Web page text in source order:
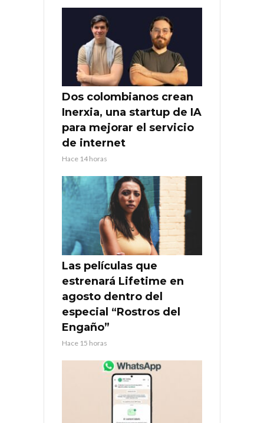
Dos colombianos crean
Inerxia, una startup de IA
para mejorar el servicio
de internet
Hace 14 horas
Las películas que
estrenará Lifetime en
agosto dentro del
especial “Rostros del
Engaño”
Hace 15 horas